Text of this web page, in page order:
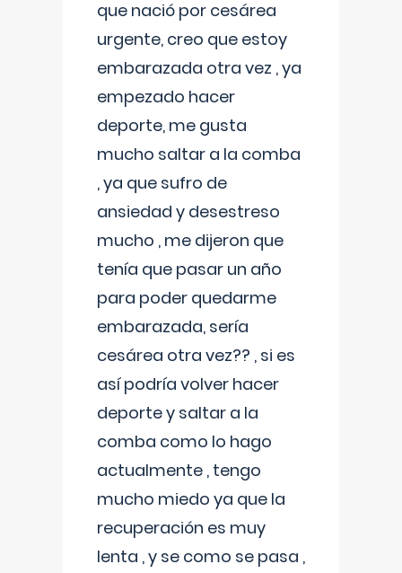
que nació por cesárea
urgente, creo que estoy
embarazada otra vez , ya
empezado hacer
deporte, me gusta
mucho saltar a la comba
, ya que sufro de
ansiedad y desestreso
mucho , me dijeron que
tenía que pasar un año
para poder quedarme
embarazada, sería
cesárea otra vez?? , si es
así podría volver hacer
deporte y saltar a la
comba como lo hago
actualmente , tengo
mucho miedo ya que la
recuperación es muy
lenta , y se como se pasa ,